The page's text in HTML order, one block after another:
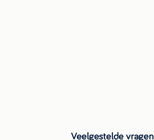
Veelgestelde vragen